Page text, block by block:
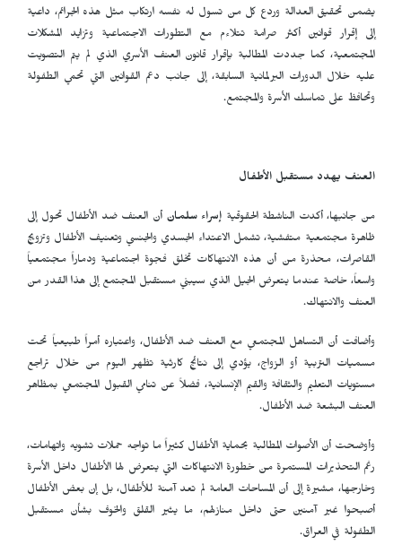
يضمن تحقيق العدالة وردع كل من تسول له نفسه ارتكاب مثل هذه الجرائم، داعية
إلى إقرار قوانين أكثر صرامة تتلاءم مع التطورات الاجتماعية وتزايد المشكلات
المجتمعية، كما جددت المطالبة بإقرار قانون العنف الأسري الذي لم يتم التصويت
عليه خلال الدورات البرلمانية السابقة، إلى جانب دعم القوانين التي تحمي الطفولة
وتحافظ على تماسك الأسرة والمجتمع.
العنف يهدد مستقبل الأطفال
من جانبها، أكدت الناشطة الحقوقية إسراء سلمان أن العنف ضد الأطفال تحول إلى
ظاهرة مجتمعية متفشية، تشمل الاعتداء الجسدي والجنسي وتعنيف الأطفال وتزويج
القاصرات، محذرة من أن هذه الانتهاكات تخلق فجوة اجتماعية ودماراً مجتمعياً
واسعاً، خاصة عندما يتعرض الجيل الذي سيبني مستقبل المجتمع إلى هذا القدر من
العنف والانتهاك.
وأضافت أن التساهل المجتمعي مع العنف ضد الأطفال، واعتباره أمراً طبيعياً تحت
مسميات التربية أو الزواج، يؤدي إلى نتائج كارثية تظهر اليوم من خلال تراجع
مستويات التعليم والثقافة والقيم الإنسانية، فضلاً عن تنامي القبول المجتمعي بمظاهر
العنف البشعة ضد الأطفال.
وأوضحت أن الأصوات المطالبة بحماية الأطفال كثيراً ما تواجه حملات تشويه واتهامات،
رغم التحذيرات المستمرة من خطورة الانتهاكات التي يتعرض لها الأطفال داخل الأسرة
وخارجها، مشيرة إلى أن المساحات العامة لم تعد آمنة للأطفال، بل إن بعض الأطفال
أصبحوا غير آمنين حتى داخل منازلهم، ما يثير القلق والخوف بشأن مستقبل
الطفولة في العراق.